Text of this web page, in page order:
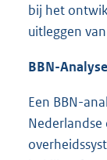
bij het
uitleggen
BBN-Analyse
Een BBN-